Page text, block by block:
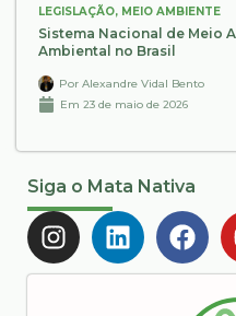
LEGISLAÇÃO, MEIO AMBIENTE
Sistema Nacional de Meio
Ambiental no Brasil
Por Alexandre Vidal Bento
Em 23 de maio de 2026
Siga o Mata Nativa